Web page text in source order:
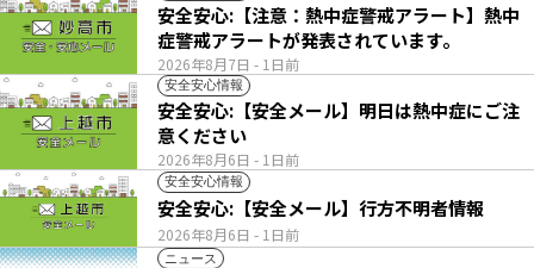
2026年8月7日 - 1日前
安全安心:【注意：熱中症警戒アラート】熱中
症警戒アラートが発表されています。
安全安心情報
2026年8月6日 - 1日前
安全安心:【安全メール】明日は熱中症にご注
意ください
安全安心情報
2026年8月6日 - 1日前
安全安心:【安全メール】行方不明者情報
ニュース